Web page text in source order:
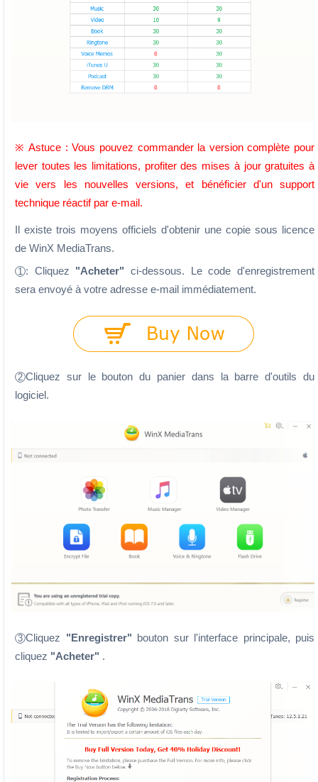
※ Astuce : Vous pouvez commander la version complète pour
lever toutes les limitations, profiter des mises à jour gratuites à
vie vers les nouvelles versions, et bénéficier d'un support
technique réactif par e-mail.
Il existe trois moyens officiels d'obtenir une copie sous licence
de WinX MediaTrans.
1 : Cliquez "Acheter" ci-dessous. Le code d'enregistrement
sera envoyé à votre adresse e-mail immédiatement.
2 Cliquez sur le bouton du panier dans la barre d'outils du
logiciel.
3 Cliquez "Enregistrer" bouton sur l'interface principale, puis
cliquez "Acheter" .